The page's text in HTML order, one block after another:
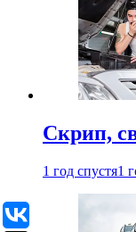
Скрип,
1 год спустя1